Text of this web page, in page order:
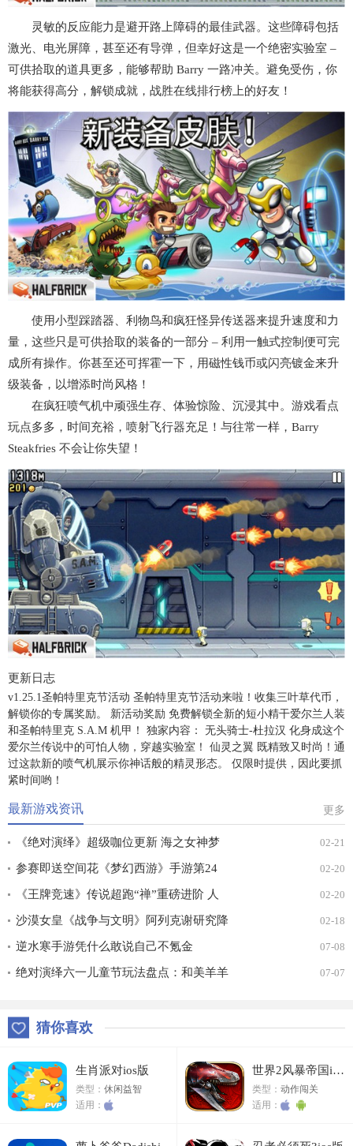
灵敏的反应能力是避开路上障碍的最佳武器。这些障碍包括
激光、电光屏障，甚至还有导弹，但幸好这是一个绝密实验室 –
可供拾取的道具更多，能够帮助 Barry 一路冲关。避免受伤，你
将能获得高分，解锁成就，战胜在线排行榜上的好友！
使用小型踩踏器、利物鸟和疯狂怪异传送器来提升速度和力
量，这些只是可供拾取的装备的一部分 – 利用一触式控制便可完
成所有操作。你甚至还可挥霍一下，用磁性钱币或闪亮镀金来升
级装备，以增添时尚风格！
在疯狂喷气机中顽强生存、体验惊险、沉浸其中。游戏看点
玩点多多，时间充裕，喷射飞行器充足！与往常一样，Barry
Steakfries 不会让你失望！
更新日志
v1.25.1圣帕特里克节活动 圣帕特里克节活动来啦！收集三叶草代币，
解锁你的专属奖励。 新活动奖励 免费解锁全新的短小精干爱尔兰人装
和圣帕特里克 S.A.M 机甲！ 独家内容： 无头骑士-杜拉汉 化身成这个
爱尔兰传说中的可怕人物，穿越实验室！ 仙灵之翼 既精致又时尚！通
过这款新的喷气机展示你神话般的精灵形态。 仅限时提供，因此要抓
紧时间哟！
最新游戏资讯 更多
《绝对演绎》超级咖位更新 海之女神梦
幻时装免费拿！
02-21
参赛即送空间花《梦幻西游》手游第24
届X9联赛报名进行中！
02-20
《王牌竞速》传说超跑“禅”重磅进阶 人
车合一 竞速飞升！
02-20
沙漠女皇《战争与文明》阿列克谢研究降
价
02-18
逆水寒手游凭什么敢说自己不氪金 07-08
绝对演绎六一儿童节玩法盘点：和美羊羊 07-07
猜你喜欢
生肖派对ios版
类型： 休闲益智
适用：
世界2风暴帝国ios版
类型：动作闯关
适用：